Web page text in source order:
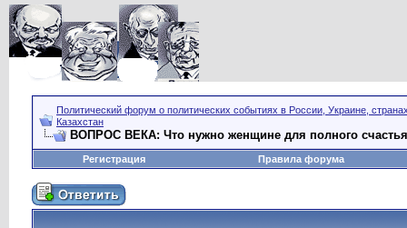
Политический форум о политических событиях в России, Украине,
Казахстан
ВОПРОС ВЕКА: Что нужно женщине для полного
Регистрация Правила форума